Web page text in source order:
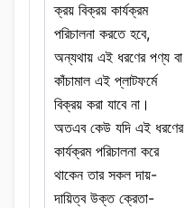
ক্রয় বিক্রয় কার্যক্রম
পরিচালনা করতে হবে,
অন্যথায় এই ধরণের পণ্য বা
কাঁচামাল এই প্লাটফর্মে
বিক্রয় করা যাবে না।
অতএব কেউ যদি এই ধরণের
কার্যক্রম পরিচালনা করে
থাকেন তার সকল দায়-
দায়িত্ব উক্ত ক্রেতা-